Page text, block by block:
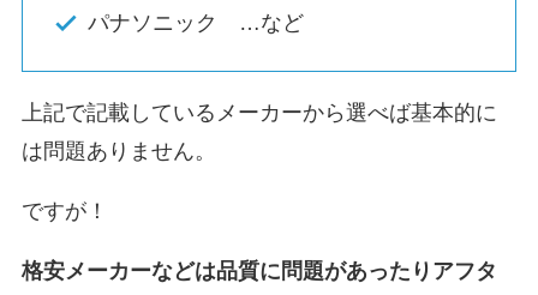
パナソニック …など
上記で記載しているメーカーから選べば基本的に
は問題ありません。
ですが！
格安メーカーなどは品質に問題があったりアフタ